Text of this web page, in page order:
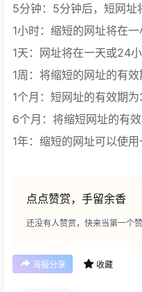
5分钟：5分钟后，短网址
1小时：缩短的网址将在一
1天：网址将在一天或24小
1周：将缩短的网址的有效
1个月：短网址的有效期为
6个月：将缩短网址的有效
1年：缩短的网址可以使用
点点赞赏，手留余香
还没有人赞赏，快来当第一个赞
海报分享 收藏